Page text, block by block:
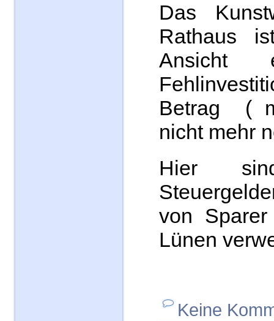
Das
Rathaus
Ansicht
Betrag (
nicht mehr
Hier
von
Lünen
Keine